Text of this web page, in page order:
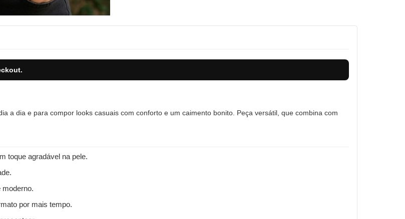
a dia e para compor looks casuais com conforto e um caimento bonito. Peça versátil, que combina com
toque agradável na pele.
por mais tempo.